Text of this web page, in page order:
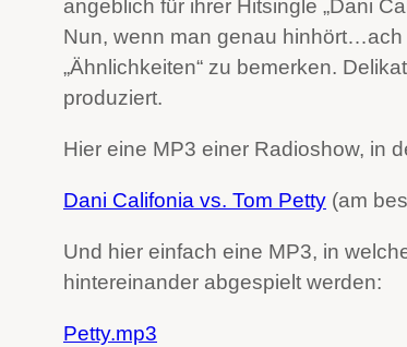
angeblich für ihrer Hitsingle „Dani
Nun, wenn man genau
„Ähnlichkeiten“ zu bemerken.
produziert.
Hier eine MP3 einer Radioshow, in
Dani Califonia vs. Tom Petty (am
Und hier einfach eine MP3, in
hintereinander abgespielt werden:
Petty.mp3